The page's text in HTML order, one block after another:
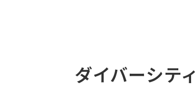
ダイバーシティ